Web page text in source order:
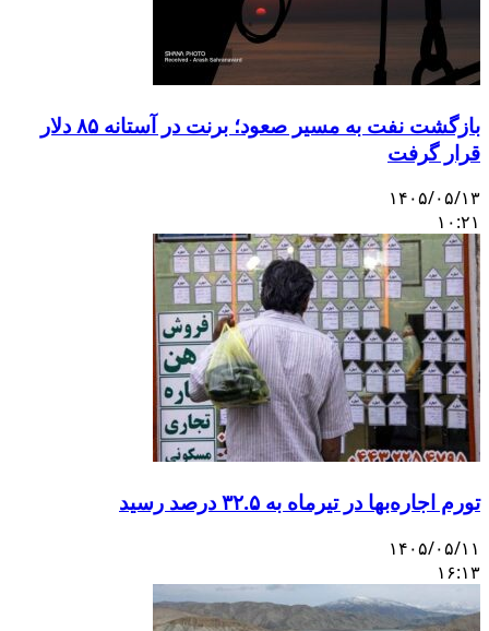
بازگشت نفت به مسیر صعود؛ برنت در آستانه ۸۵ دلار
قرار گرفت
۱۴۰۵/۰۵/۱۳
۱۰:۲۱
تورم اجاره‌بها در تیرماه به ۳۲.۵ درصد رسید
۱۴۰۵/۰۵/۱۱
۱۶:۱۳